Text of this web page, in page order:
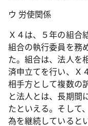
ウ 労使関係
Ｘ４は、５年の組合
組合の執行委員を務
た。組合は、法人を
済申立てを行い、Ｘ
相手方として複数の
と法人とは、長期間
たといえる。そして
為を継続していると